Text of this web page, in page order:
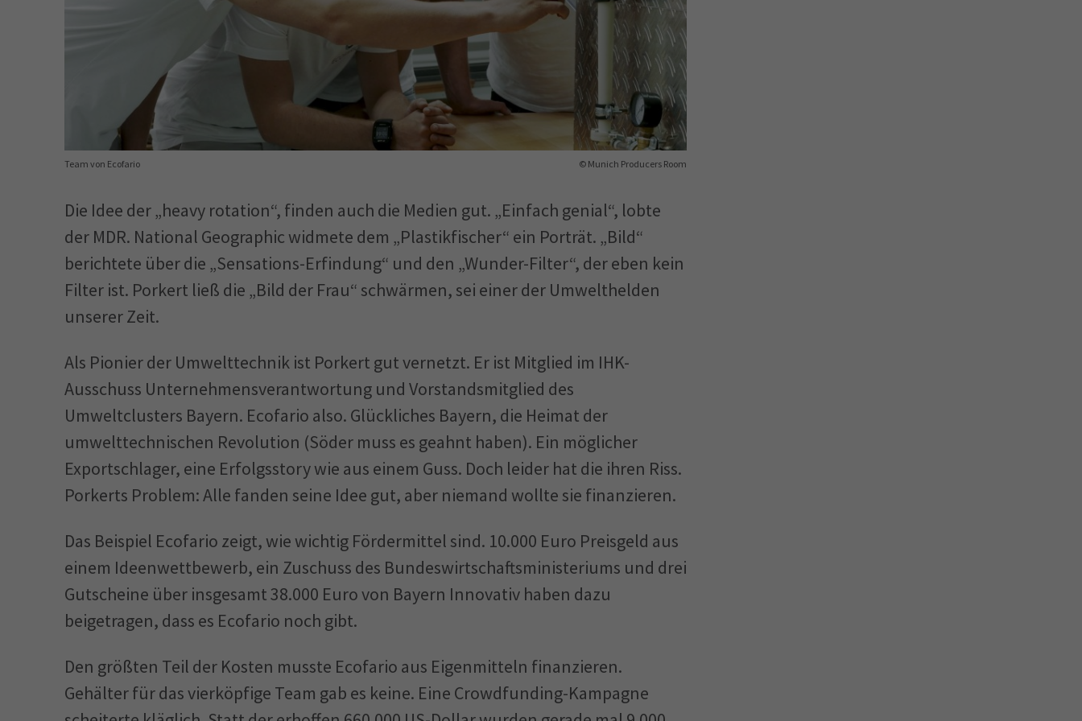
Team von Ecofario © Munich Producers Room
Die Idee der „heavy rotation“, finden auch die Medien gut. „Einfach genial“, lobte
der MDR. National Geographic widmete dem „Plastikfischer“ ein Porträt. „Bild“
berichtete über die „Sensations-Erfindung“ und den „Wunder-Filter“, der eben kein
Filter ist. Porkert ließ die „Bild der Frau“ schwärmen, sei einer der Umwelthelden
unserer Zeit.
Als Pionier der Umwelttechnik ist Porkert gut vernetzt. Er ist Mitglied im IHK-
Ausschuss Unternehmensverantwortung und Vorstandsmitglied des
Umweltclusters Bayern. Ecofario also. Glückliches Bayern, die Heimat der
umwelttechnischen Revolution (Söder muss es geahnt haben). Ein möglicher
Exportschlager, eine Erfolgsstory wie aus einem Guss. Doch leider hat die ihren Riss.
Porkerts Problem: Alle fanden seine Idee gut, aber niemand wollte sie finanzieren.
Das Beispiel Ecofario zeigt, wie wichtig Fördermittel sind. 10.000 Euro Preisgeld aus
einem Ideenwettbewerb, ein Zuschuss des Bundeswirtschaftsministeriums und drei
Gutscheine über insgesamt 38.000 Euro von Bayern Innovativ haben dazu
beigetragen, dass es Ecofario noch gibt.
Den größten Teil der Kosten musste Ecofario aus Eigenmitteln finanzieren.
Gehälter für das vierköpfige Team gab es keine. Eine Crowdfunding-Kampagne